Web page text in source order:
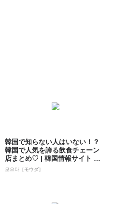
韓国で知らない人はいない！？
韓国で人気を誇る飲食チェーン
店まとめ♡ | 韓国情報サイト 모
으다［モ...
모으다［モウダ］